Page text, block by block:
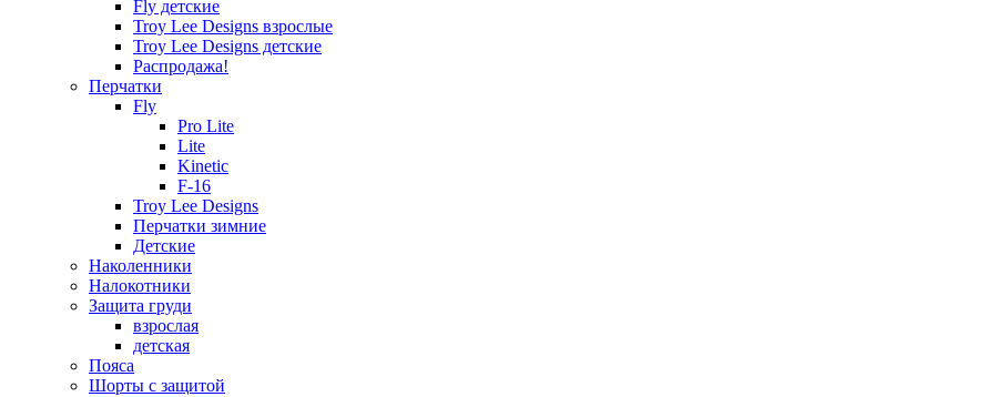
Fly детские
Troy Lee Designs взрослые
Troy Lee Designs детские
Распродажа!
Перчатки
Fly
Pro Lite
Lite
Kinetic
F-16
Troy Lee Designs
Перчатки зимние
Детские
Наколенники
Налокотники
Защита груди
взрослая
детская
Пояса
Шорты с защитой